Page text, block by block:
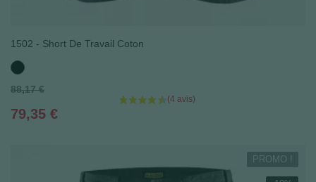
1502 - Short De Travail Coton
Noir
Prix
de
88,17 €
Prix
79,35 €
PROMO !